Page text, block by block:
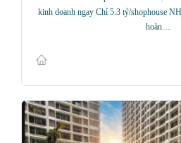
kinh doanh ngay Chỉ 5.3 tỷ/shophouse
hoàn…